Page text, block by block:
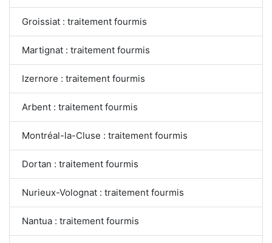
Groissiat : traitement fourmis
Martignat : traitement fourmis
Izernore : traitement fourmis
Arbent : traitement fourmis
Montréal-la-Cluse : traitement fourmis
Dortan : traitement fourmis
Nurieux-Volognat : traitement fourmis
Nantua : traitement fourmis